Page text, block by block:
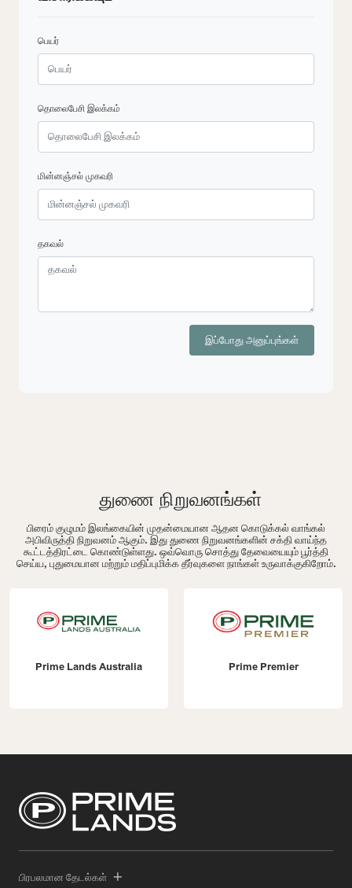
பெயர்
தொலைபேசி இலக்கம்
மின்னஞ்சல் முகவரி
தகவல்
இப்போது அனுப்புங்கள்
துணை நிறுவனங்கள்
பிரைம் குழுமம் இலங்கையின் முதன்மையான ஆதன கொடுக்கல் வாங்கல்
அபிவிருத்தி நிறுவனம் ஆகும். இது துணை நிறுவனங்களின் சக்தி வாய்ந்த
கூட்டத்திரட்டை கொண்டுள்ளது. ஒவ்வொரு சொத்து தேவையையும் பூர்த்தி
செய்ய, புதுமையான மற்றும் மதிப்புமிக்க தீர்வுகளை நாங்கள் உருவாக்குகிறோம்.
Prime Lands Australia Prime Premier
பிரபலமான தேடல்கள்